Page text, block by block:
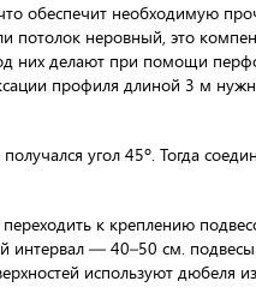
обеспечит необходимую
потолок неровный, это
них делают при помощи
профиля длиной 3 м
угол 45º. Тогда
к креплению
интервал — 40–50 см.
используют дюбеля